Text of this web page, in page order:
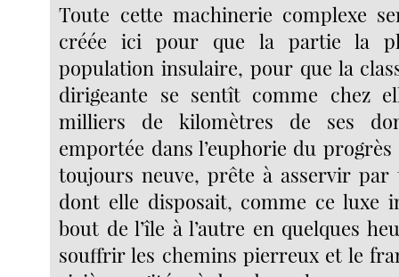
Toute cette machinerie complexe
créée ici pour que la partie la
population insulaire, pour que la
dirigeante se sentît comme chez
milliers de kilomètres de ses
emportée dans l’euphorie du
toujours neuve, prête à asservir par
dont elle disposait, comme ce luxe
bout de l’île à l’autre en quelques
souffrir les chemins pierreux et le